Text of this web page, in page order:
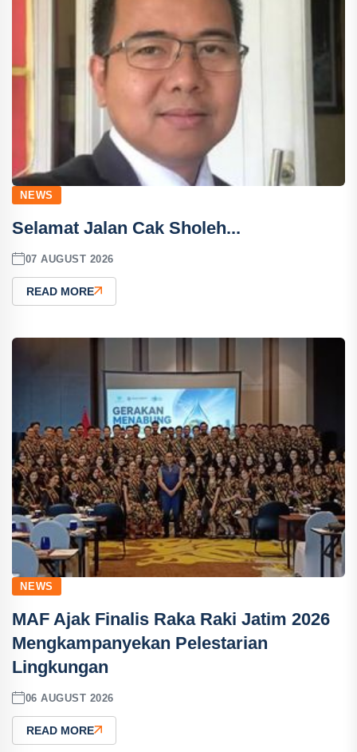
NEWS
Selamat Jalan Cak Sholeh...
07 AUGUST 2026
READ MORE
NEWS
MAF Ajak Finalis Raka Raki Jatim 2026
Mengkampanyekan Pelestarian
Lingkungan
06 AUGUST 2026
READ MORE